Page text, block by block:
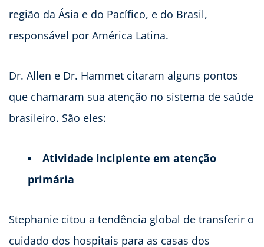
região da Ásia e do Pacífico, e do Brasil,
responsável por América Latina.
Dr. Allen e Dr. Hammet citaram alguns pontos
que chamaram sua atenção no sistema de saúde
brasileiro. São eles:
Atividade incipiente em atenção
primária
Stephanie citou a tendência global de transferir o
cuidado dos hospitais para as casas dos